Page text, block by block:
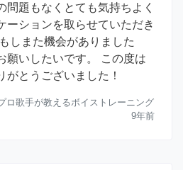
問題もなくとても気持ちよく
ーションを取らせていただき
しまた機会がありました
願いしたいです。 この度は
がとうございました！
ロ歌手が教えるボイストレーニング
9年前